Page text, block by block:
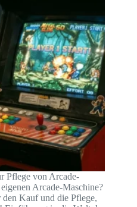
Pflege von Arcade-
Arcade-Maschine?
den Kauf und die Pflege,